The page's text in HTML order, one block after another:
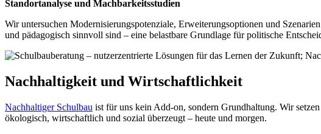
Standortanalyse und Machbarkeitsstudien
Wir untersuchen Modernisierungspotenziale, Erweiterungsoptionen und
und pädagogisch sinnvoll sind – eine belastbare Grundlage für politische
Nachhaltigkeit und Wirtschaftlichkeit
Nachhaltiger Schulbau ist für uns kein Add-on, sondern Grundhaltung. Wir
ökologisch, wirtschaftlich und sozial überzeugt – heute und morgen.